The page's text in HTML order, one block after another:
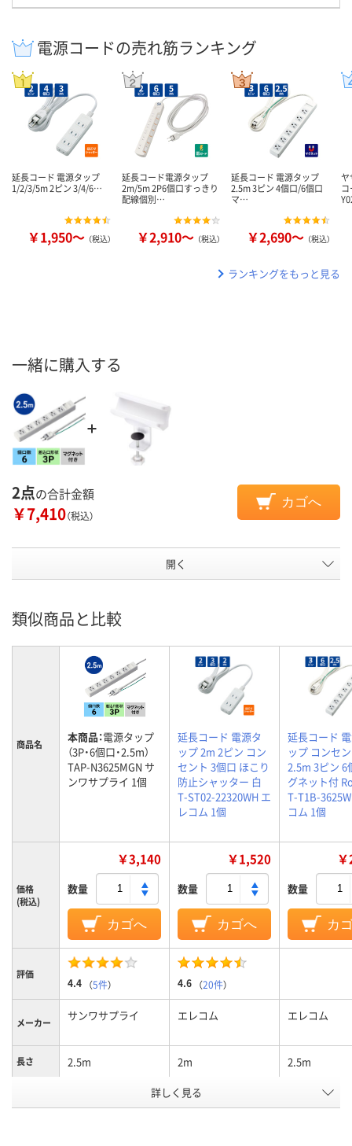
電源コードの売れ筋ランキング
延長コード 電源タップ
1/2/3/5m 2ピン 3/4/6…
￥1,950～ （税込）
延長コード電源タップ
2m/5m 2P6個口すっきり
配線個別…
￥2,910～ （税込）
延長コード 電源タップ
2.5m 3ピン 4個口/6個口
マ…
￥2,690～ （税込）
ヤ
ランキングをもっと見る
一緒に購入する
2点の合計金額
￥7,410（税込）
カゴへ
開く
類似商品と比較
商品名 本商品：電源タップ
（3P・6個口・2.5m）
TAP-N3625MGN サ
ンワサプライ 1個
延長コード 電源タ
ップ 2m 2ピン コン
セント 3個口 ほこり
防止シャッター 白
T-ST02-22320WH エ
レコム 1個
延長コード
ップ コンセ
2.5m 3ピン 6
グネット付
T-T1B-
コム 1個
価格
(税込)
￥3,140
数量
カゴへ
￥1,520
数量
カゴへ
数量
カ
評価
4.4 （5件） 4.6 （20件）
メーカー サンワサプライ エレコム エレコム
長さ 2.5m 2m 2.5m
スイング型 ストレート型
詳しく見る